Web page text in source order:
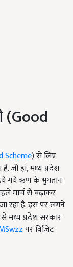
Scheme) से लिए
जी हां, मध्य प्रदेश
गये ऋण के भुगतान
मार्च से बढ़ाकर
रहा है. इस पर लगने
मध्य प्रदेश सरकार
पर विजिट